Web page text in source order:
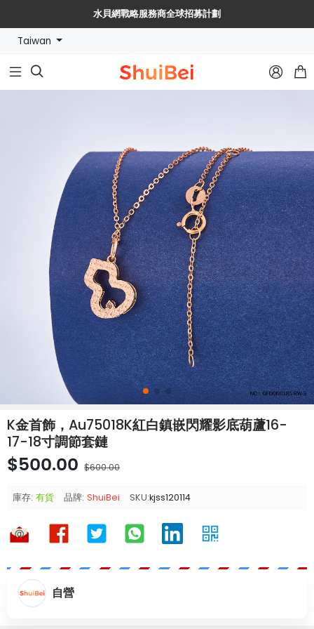
水貝網戰略服務商全球招募計劃
🔥【水貝幣$SHUIBEI】黃金珠寶【穩定幣+RWA】新紀元🔥
Taiwan
  
K金首飾，Au75018K紅白鎮嵌閃耀影底葫蘆16-
17-18寸調節套鏈
$500.00 $600.00
庫存: 有貨 品牌: ShuiBei SKU:kjss120114
自營